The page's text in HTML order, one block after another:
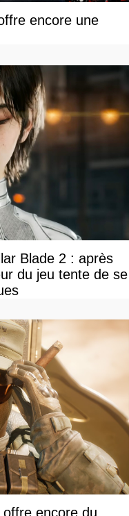
encore une
Blade 2 : après
du jeu tente de se
encore du